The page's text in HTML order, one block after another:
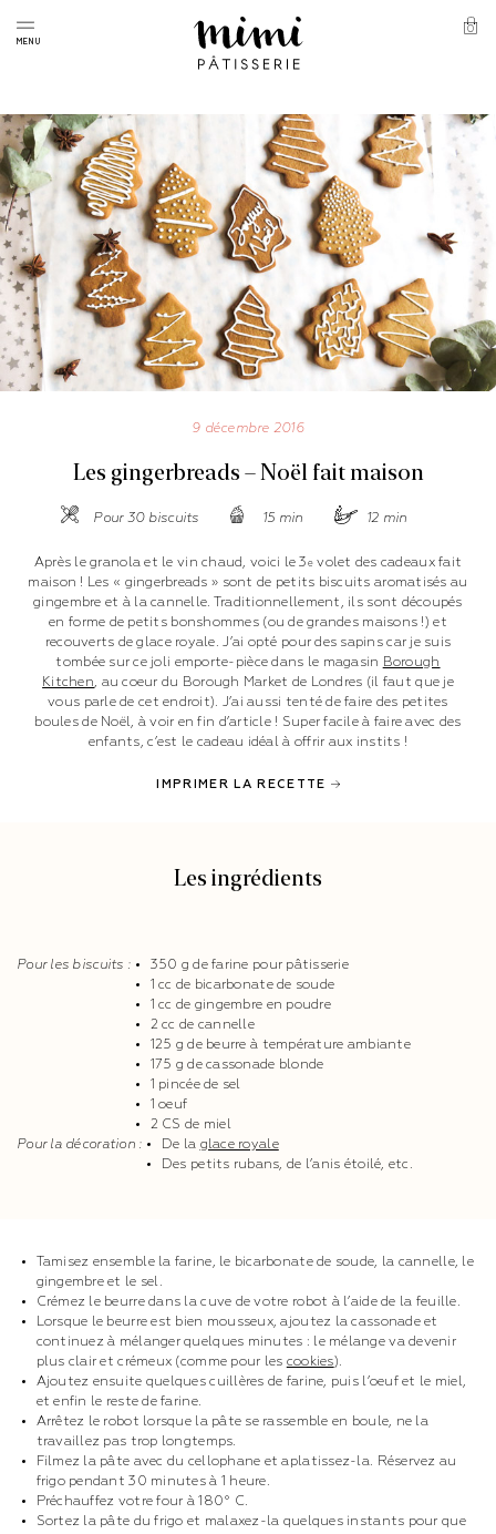
content
MENU
0
9 décembre 2016
Les gingerbreads – Noël fait maison
Pour 30 biscuits 15 min 12 min
Après le granola et le vin chaud, voici le 3 evolet des cadeaux fait
maison ! Les « gingerbreads » sont de petits biscuits aromatisés au
gingembre et à la cannelle. Traditionnellement, ils sont découpés
en forme de petits bonshommes (ou de grandes maisons !) et
recouverts de glace royale. J’ai opté pour des sapins car je suis
tombée sur ce joli emporte-pièce dans le magasin Borough
Kitchen, au coeur du Borough Market de Londres (il faut que je
vous parle de cet endroit). J’ai aussi tenté de faire des petites
boules de Noël, à voir en fin d’article ! Super facile à faire avec des
enfants, c’est le cadeau idéal à offrir aux instits !
IMPRIMER LA RECETTE
Les ingrédients
Pour les biscuits :
350 g de farine pour pâtisserie
1 cc de bicarbonate de soude
1 cc de gingembre en poudre
2 cc de cannelle
125 g de beurre à température ambiante
175 g de cassonade blonde
1 pincée de sel
1 oeuf
2 CS de miel
Pour la décoration :
De la glace royale
Des petits rubans, de l’anis étoilé, etc.
Tamisez ensemble la farine, le bicarbonate de soude, la cannelle, le
gingembre et le sel.
Crémez le beurre dans la cuve de votre robot à l’aide de la feuille.
Lorsque le beurre est bien mousseux, ajoutez la cassonade et
continuez à mélanger quelques minutes : le mélange va devenir
plus clair et crémeux (comme pour les cookies).
Ajoutez ensuite quelques cuillères de farine, puis l’oeuf et le miel,
et enfin le reste de farine.
Arrêtez le robot lorsque la pâte se rassemble en boule, ne la
travaillez pas trop longtemps.
Filmez la pâte avec du cellophane et aplatissez-la. Réservez au
frigo pendant 30 minutes à 1 heure.
Préchauffez votre four à 180° C.
Sortez la pâte du frigo et malaxez-la quelques instants pour que